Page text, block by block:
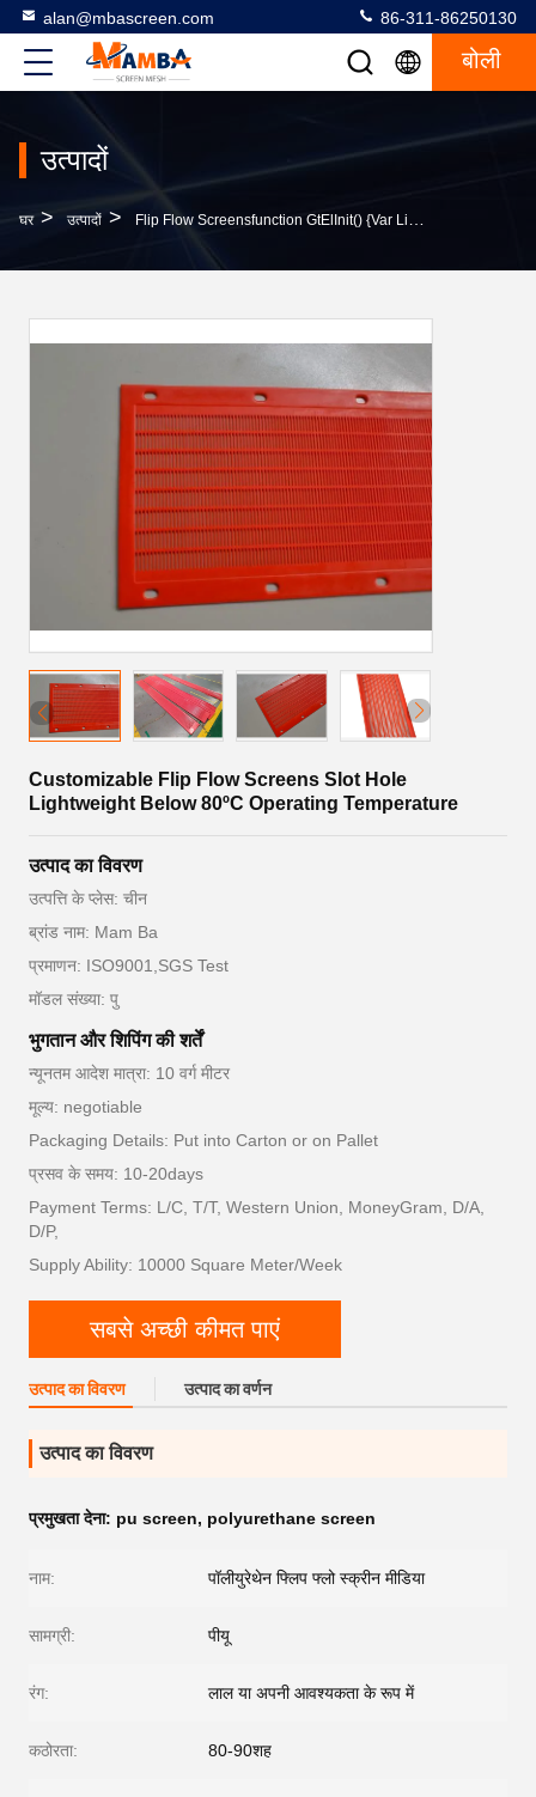
alan@mbascreen.com 86-311-86250130
बोली
उत्पादों
घर > उत्पादों > Flip Flow Screensfunction GtElInit() {var Lib = New Google.translate.TranslateService();lib.translat
Customizable Flip Flow Screens Slot Hole
Lightweight Below 80ºC Operating Temperature
उत्पाद का विवरण
उत्पत्ति के प्लेस: चीन
ब्रांड नाम: Mam Ba
प्रमाणन: ISO9001,SGS Test
मॉडल संख्या: पु
भुगतान और शिपिंग की शर्तें
न्यूनतम आदेश मात्रा: 10 वर्ग मीटर
मूल्य: negotiable
Packaging Details: Put into Carton or on Pallet
प्रसव के समय: 10-20days
Payment Terms: L/C, T/T, Western Union, MoneyGram, D/A,
D/P,
Supply Ability: 10000 Square Meter/Week
सबसे अच्छी कीमत पाएं
उत्पाद का विवरण उत्पाद का वर्णन
उत्पाद का विवरण
प्रमुखता देना: pu screen, polyurethane screen
नाम: पॉलीयुरेथेन फ्लिप फ्लो स्क्रीन मीडिया
सामग्री: पीयू
रंग: लाल या अपनी आवश्यकता के रूप में
कठोरता: 80-90शह